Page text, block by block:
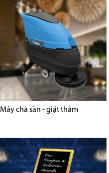
Máy chà sàn - giặt thảm